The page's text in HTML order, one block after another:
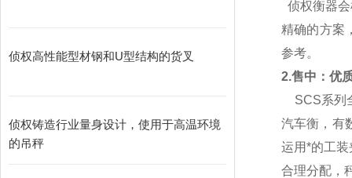
侦权高性能型材钢和U型结构的货叉
侦权铸造行业量身设计，使用于高温环境
的吊秤
侦权衡器
精确的方案
参考。
2.售中：优
SCS系列
汽车衡，有
运用*的工
合理分配，